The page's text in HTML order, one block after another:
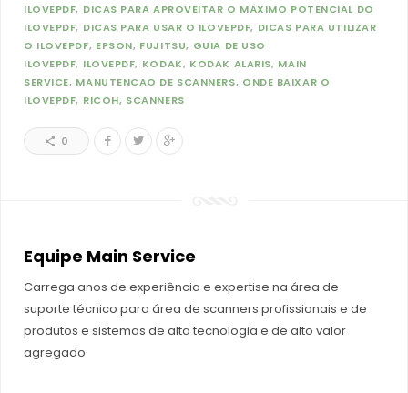
ILOVEPDF DICAS PARA APROVEITAR O MÁXIMO POTENCIAL DO
ILOVEPDF DICAS PARA USAR O ILOVEPDF DICAS PARA UTILIZAR
O ILOVEPDF EPSON FUJITSU GUIA DE USO
ILOVEPDF ILOVEPDF KODAK KODAK ALARIS MAIN
SERVICE MANUTENCAO DE SCANNERS ONDE BAIXAR O
ILOVEPDF RICOH SCANNERS
0
Equipe Main Service
Carrega anos de experiência e expertise na área de
suporte técnico para área de scanners profissionais e de
produtos e sistemas de alta tecnologia e de alto valor
agregado.